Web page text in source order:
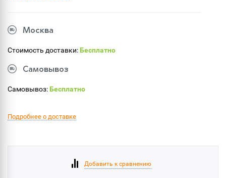
Москва
Стоимость доставки:Бесплатно
Самовывоз
Самовывоз:Бесплатно
Подробнее о доставке
Добавить к сравнению